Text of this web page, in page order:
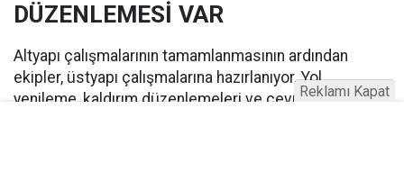
DÜZENLEMESİ VAR
Altyapı çalışmalarının tamamlanmasının ardından
ekipler, üstyapı çalışmalarına hazırlanıyor. Yol
yenileme, kaldırım düzenlemeleri ve çevre düzenleme
Reklamı Kapat